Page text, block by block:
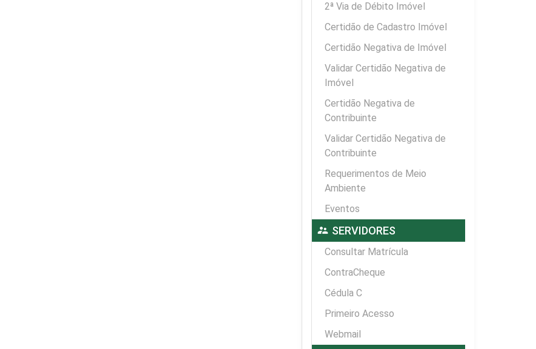
2ª Via de Débito Imóvel
Certidão de Cadastro Imóvel
Certidão Negativa de Imóvel
Validar Certidão Negativa de
Imóvel
Certidão Negativa de
Contribuinte
Validar Certidão Negativa de
Contribuinte
Requerimentos de Meio
Ambiente
Eventos
supervisor_account SERVIDORES
Consultar Matrícula
ContraCheque
Cédula C
Primeiro Acesso
Webmail